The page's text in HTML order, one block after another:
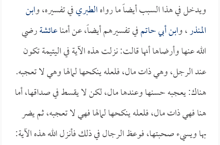
ويدخل في هذا السبب أيضاً ما رواهالطبريفي تفسيره، وابن
المنذر، وابن أبي حاتمفي تفسيرهم أيضاً، عن أمناعائشةرضي
الله عنها وأرضاها أنها قالت: نزلت هذه الآية في اليتيمة تكون
عند الرجل، وهي ذات مال، فلعله ينكحها لمالها وهي لا تعجبه.
هناك: يعجبه حسنها وعندها مال، لكن لا يقسط في صداقها، أما
هنا فهي ذات مال، فلعله ينكحها لمالها فهي لا تعجبه، ثم يضر
بها ويسيء صحبتها، فوعظ الرجال في ذلك فأنزل الله هذه الآية: